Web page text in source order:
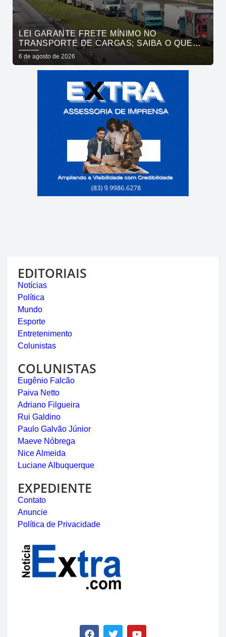
LEI GARANTE FRETE MÍNIMO NO
TRANSPORTE DE CARGAS; SAIBA O QUE
MUDA
6 de agosto de 2026
EDITORIAIS
Notícias
Política
Mundo
Esporte
Entretenimento
Colunistas
COLUNISTAS
Eugênio Falcão
Paiva Netto
Adriano Filgueira
Rui Galdino
Paulo Galvão Júnior
Maeve Nóbrega
Nice Almeida
Luciane Albuquerque
EXPEDIENTE
Contato
Anuncie
Política de Privacidade